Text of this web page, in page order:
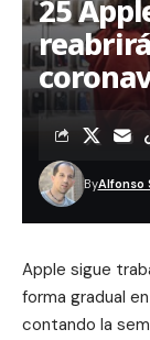
25
ByAlfonso
Apple sigue
forma gradual
contando la